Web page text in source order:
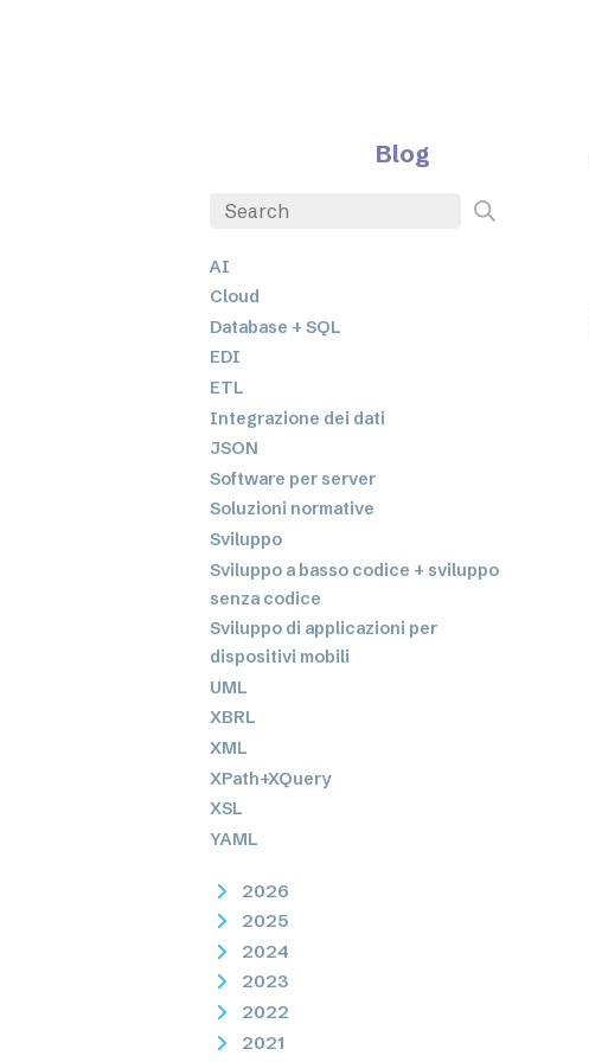
Blog
AI
Cloud
Database + SQL
EDI
ETL
Integrazione dei dati
JSON
Software per server
Soluzioni normative
Sviluppo
Sviluppo a basso codice + sviluppo
senza codice
Sviluppo di applicazioni per
dispositivi mobili
UML
XBRL
XML
XPath+XQuery
XSL
YAML
2026
2025
2024
2023
2022
2021